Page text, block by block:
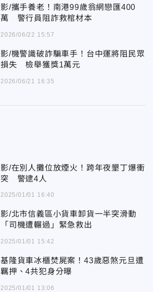
影/攜手養老！南港99歲翁網戀匯400
萬 警行員阻詐救棺材本
2026/06/22 15:57
影/機警識破詐騙車手！台中運將阻民眾
損失 檢舉獲獎1萬元
2026/06/21 16:35
影/在別人攤位放煙火！跨年夜墾丁爆衝
突 警逮4人
2025/01/01 16:40
影/北市信義區小貨車卸貨一半突滑動
「司機遭輾過」緊急救出
2025/01/01 15:42
基隆貨車冰櫃焚屍案！43歲惡煞元旦遭
羈押、4共犯身分曝
2025/01/01 13:06